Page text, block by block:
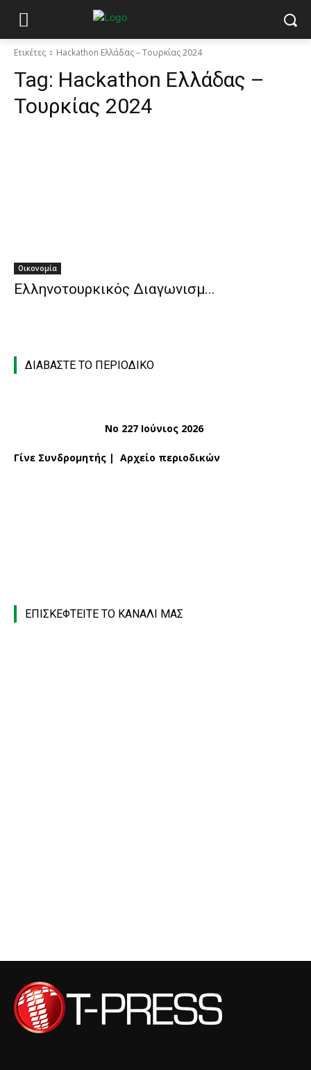
Ετικέτες Hackathon Ελλάδας – Τουρκίας 2024
Tag: Hackathon Ελλάδας –
Τουρκίας 2024
Οικονομία
Ελληνοτουρκικός Διαγωνισμ...
ΔΙΑΒΑΣΤΕ ΤΟ ΠΕΡΙΟΔΙΚΟ
Νο 227 Ιούνιος 2026
Γίνε Συνδρομητής | Αρχείο περιοδικών
ΕΠΙΣΚΕΦΤΕΙΤΕ ΤΟ ΚΑΝΑΛΙ ΜΑΣ